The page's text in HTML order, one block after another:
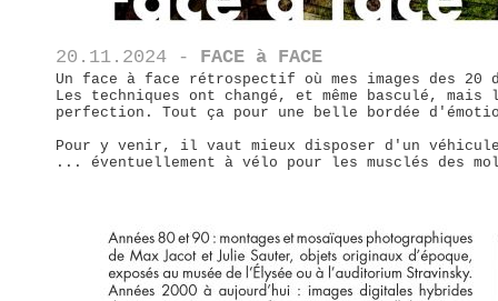
20.11.2024 - FACE à FACE
Un face à face rétrospectif où mes images des
Les techniques ont changé, et même basculé,
perfection. Tout ça pour une belle bordée
Pour y venir, il vaut mieux disposer d'un
... éventuellement à vélo pour les musclés des